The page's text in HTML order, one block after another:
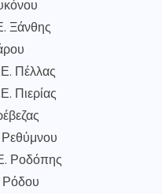
Ξάνθης
Πέλλας
Πιερίας
Ροδόπης
Ρόδου